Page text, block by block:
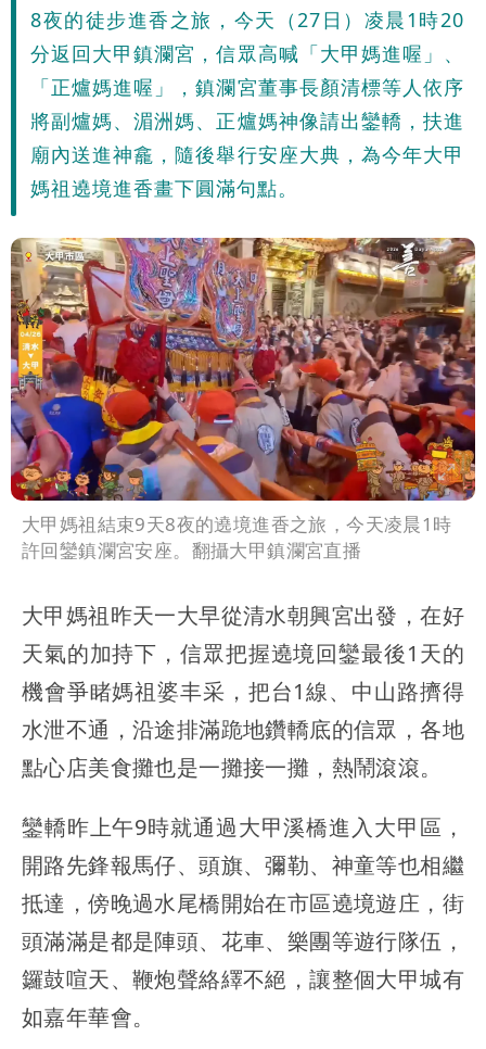
8夜的徒步進香之旅，今天（27日）凌晨1時20
分返回大甲鎮瀾宮，信眾高喊「大甲媽進喔」、
「正爐媽進喔」，鎮瀾宮董事長顏清標等人依序
將副爐媽、湄洲媽、正爐媽神像請出鑾轎，扶進
廟內送進神龕，隨後舉行安座大典，為今年大甲
媽祖遶境進香畫下圓滿句點。
大甲媽祖結束9天8夜的遶境進香之旅，今天凌晨1時
許回鑾鎮瀾宮安座。翻攝大甲鎮瀾宮直播
大甲媽祖昨天一大早從清水朝興宮出發，在好
天氣的加持下，信眾把握遶境回鑾最後1天的
機會爭睹媽祖婆丰采，把台1線、中山路擠得
水泄不通，沿途排滿跪地鑽轎底的信眾，各地
點心店美食攤也是一攤接一攤，熱鬧滾滾。
鑾轎昨上午9時就通過大甲溪橋進入大甲區，
開路先鋒報馬仔、頭旗、彌勒、神童等也相繼
抵達，傍晚過水尾橋開始在市區遶境遊庄，街
頭滿滿是都是陣頭、花車、樂團等遊行隊伍，
鑼鼓喧天、鞭炮聲絡繹不絕，讓整個大甲城有
如嘉年華會。